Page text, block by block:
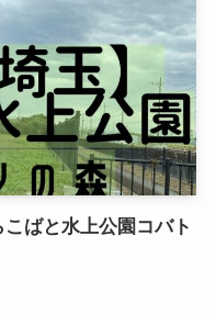
ばと水上公園コバト